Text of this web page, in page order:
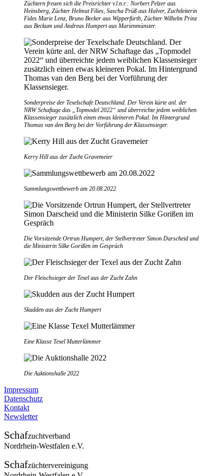
Züchtern freuen sich die Preisrichter v.l.n.r.: Norbert Pelzer aus
Heinsberg, Züchter Helmut Filies, Sascha Prüß aus Halver, Zuchtleiterin
Fides Marie Lenz, Bruno Becker aus Wipperfürth, Züchter Wilhelm Prinz
aus Beckum und Andreas Humpert aus Marienmünster.
Sonderpreise der Texelschafe Deutschland. Der Verein kürte anl. der
NRW Schaftage das „Topmodel 2022“ und überreichte jedem weiblichen
Klassensieger zusätzlich einen etwas kleineren Pokal. Im Hintergrund
Thomas van den Berg bei der Vorführung der Klassensieger.
Kerry Hill aus der Zucht Gravemeier
Sammlungswettbewerb am 20.08.2022
Die Vorsitzende Ortrun Humpert, der Stellvertreter Simon Darscheid und
die Ministerin Silke Gorißen im Gespräch
Der Fleischsieger der Texel aus der Zucht Zahn
Skudden aus der Zucht Humpert
Eine Klasse Texel Mutterlämmer
Die Auktionshalle 2022
Impressum
Datenschutz
Kontakt
Newsletter
Schafzuchtverband
Nordrhein-Westfalen e.V.
Schafzüchtervereinigung